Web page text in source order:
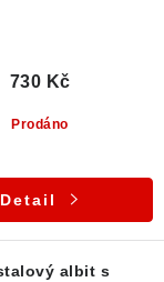
Prodáno
730 Kč
Detail
albit s